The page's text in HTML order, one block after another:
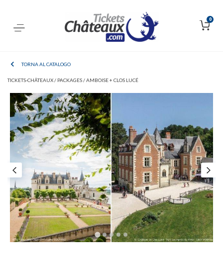
0
TORNA AL CATALOGO
TICKETS-CHÂTEAUX / PACKAGES /AMBOISE + CLOS LUCÉ